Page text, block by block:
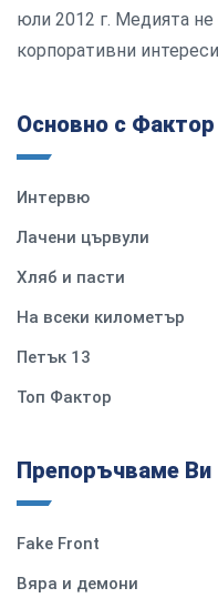
юли 2012 г. Медията не
корпоративни
Основно с Фактор
Интервю
Лачени цървули
Хляб и пасти
На всеки километър
Петък 13
Топ Фактор
Препоръчваме Ви
Fake Front
Вяра и демони